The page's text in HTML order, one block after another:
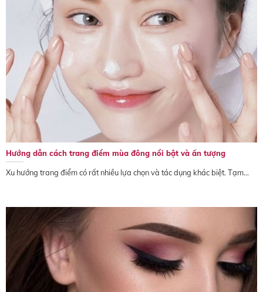
Hướng dẫn cách trang điểm mùa đông nổi bật và ấn tượng
Xu hướng trang điểm có rất nhiều lựa chọn và tác dụng khác biệt. Tạm...